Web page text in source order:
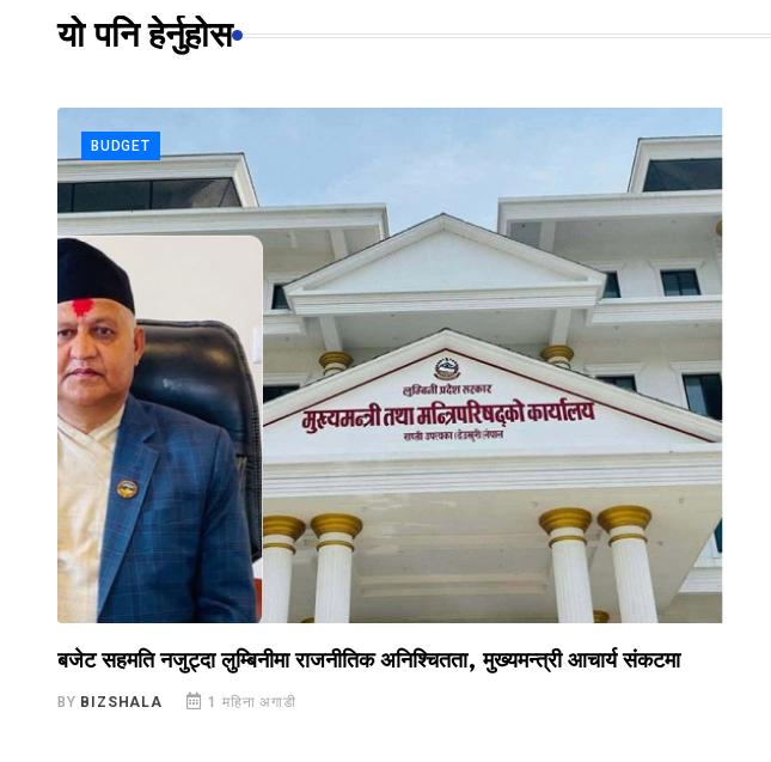
यो पनि हेर्नुहोस
BUDGET
बजेट सहमति नजुट्दा लुम्बिनीमा राजनीतिक अनिश्चितता, मुख्यमन्त्री आचार्य संकटमा
BY BIZSHALA 1 महिना अगाडी